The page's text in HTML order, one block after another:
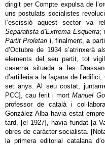
dirigit per Compte expulsa de
uns postulats socialistes
l’escissió aquest sector va
Separatista d’Extrema Esquerra;
Partit Proletari i, finalment,a
d’Octubre de 1934 s’atrinxerà
elements del seu partit, tot
caserna situada a les
d’artilleria a la façana de
set anys. Al seu costat,
PCC], cau ferit i mortManuel
professor de català i
González Alba havia estat
tard, [el 1927], havia fundat [a
obres de caràcter socialista.
la primera editorial catalana